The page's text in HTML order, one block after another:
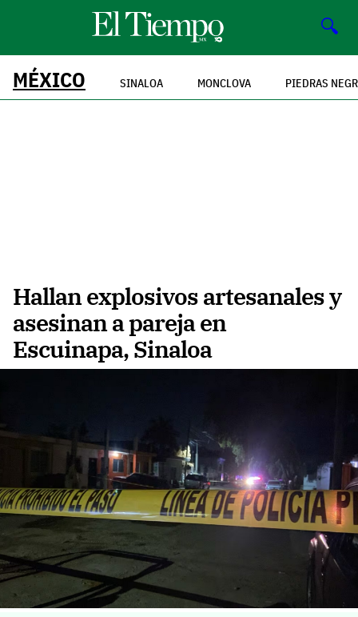
🔍
MÉXICO SINALOA MONCLOVA PIEDRAS
Hallan explosivos artesanales y
asesinan a pareja en
Escuinapa, Sinaloa